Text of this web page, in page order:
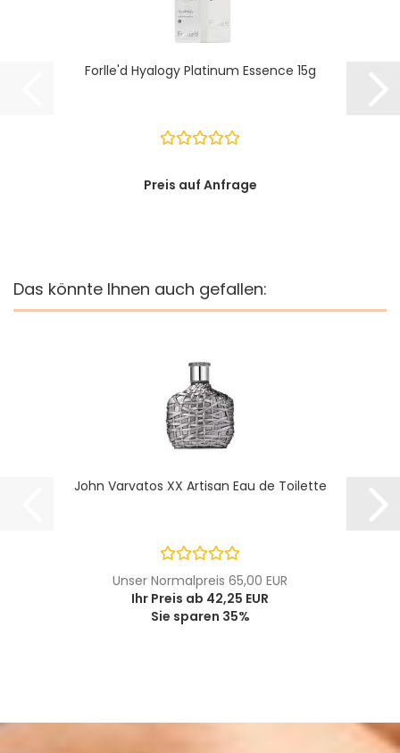
Forlle'd Hyalogy Platinum Essence 15g
Preis auf Anfrage
Das könnte Ihnen auch gefallen:
John Varvatos XX Artisan Eau de Toilette
Unser Normalpreis 65,00 EUR
Ihr Preis ab 42,25 EUR
Sie sparen 35%